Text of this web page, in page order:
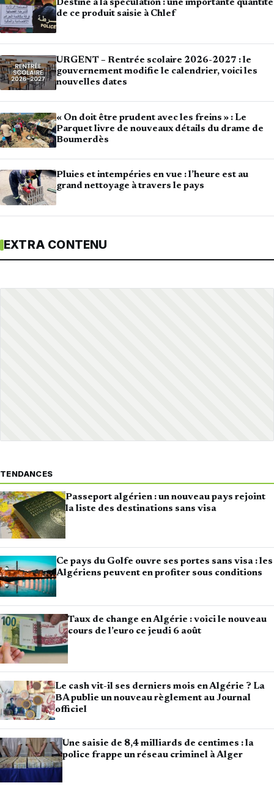
Destiné à la spéculation : une importante quantité
de ce produit saisie à Chlef
URGENT – Rentrée scolaire 2026-2027 : le
gouvernement modifie le calendrier, voici les
nouvelles dates
« On doit être prudent avec les freins » : Le
Parquet livre de nouveaux détails du drame de
Boumerdès
Pluies et intempéries en vue : l’heure est au
grand nettoyage à travers le pays
EXTRA CONTENU
TENDANCES
Passeport algérien : un nouveau pays rejoint
la liste des destinations sans visa
Ce pays du Golfe ouvre ses portes sans visa : les
Algériens peuvent en profiter sous conditions
Taux de change en Algérie : voici le nouveau
cours de l’euro ce jeudi 6 août
Le cash vit-il ses derniers mois en Algérie ? La
BA publie un nouveau règlement au Journal
officiel
Une saisie de 8,4 milliards de centimes : la
police frappe un réseau criminel à Alger